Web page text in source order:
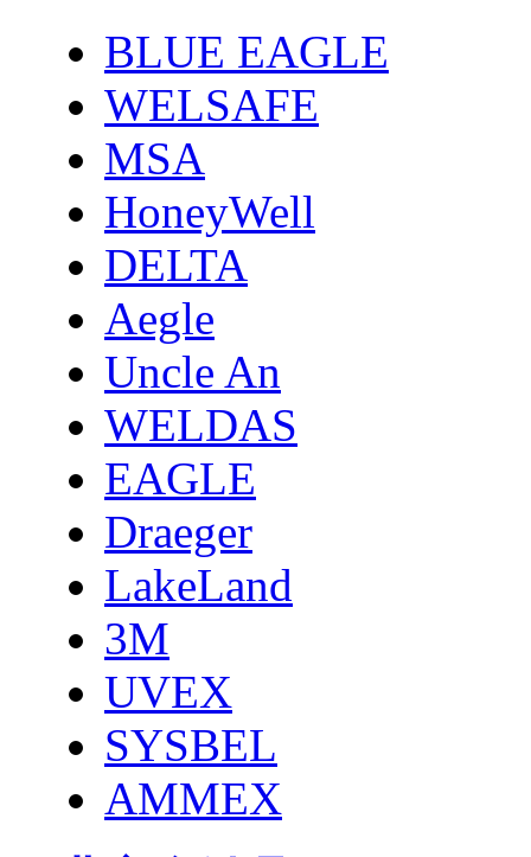
BLUE EAGLE
WELSAFE
MSA
HoneyWell
DELTA
Aegle
Uncle An
WELDAS
EAGLE
Draeger
LakeLand
3M
UVEX
SYSBEL
AMMEX